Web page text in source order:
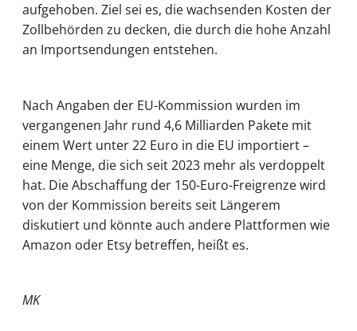
aufgehoben. Ziel sei es, die wachsenden Kosten der
Zollbehörden zu decken, die durch die hohe Anzahl
an Importsendungen entstehen.
Nach Angaben der EU-Kommission wurden im
vergangenen Jahr rund 4,6 Milliarden Pakete mit
einem Wert unter 22 Euro in die EU importiert –
eine Menge, die sich seit 2023 mehr als verdoppelt
hat. Die Abschaffung der 150-Euro-Freigrenze wird
von der Kommission bereits seit Längerem
diskutiert und könnte auch andere Plattformen wie
Amazon oder Etsy betreffen, heißt es.
MK